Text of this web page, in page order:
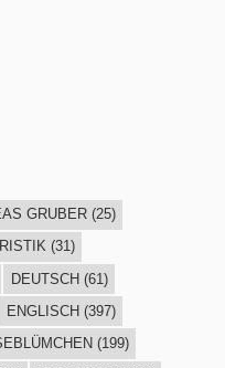
GRUBER(25)
(31)
DEUTSCH(61)
ENGLISCH (397)
(199)